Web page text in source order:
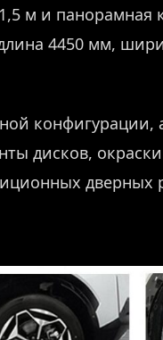
м и
4450 мм,
дисков,